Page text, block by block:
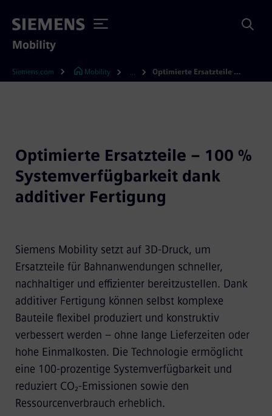
Mobility
Siemens.com Mobility Optimierte Ersatzteile – 100 Prozent Systemverfügbarkeit dank additiver Fertigung
Optimierte Ersatzteile – 100 %
Systemverfügbarkeit dank
additiver Fertigung
Siemens Mobility setzt auf 3D-Druck, um
Ersatzteile für Bahnanwendungen schneller,
nachhaltiger und effizienter bereitzustellen. Dank
additiver Fertigung können selbst komplexe
Bauteile flexibel produziert und konstruktiv
verbessert werden – ohne lange Lieferzeiten oder
hohe Einmalkosten. Die Technologie ermöglicht
eine 100-prozentige Systemverfügbarkeit und
reduziert CO₂-Emissionen sowie den
Ressourcenverbrauch erheblich.